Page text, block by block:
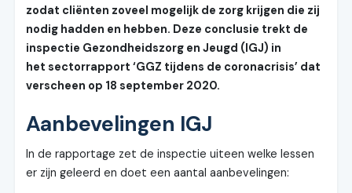
zodat cliënten zoveel mogelijk de zorg krijgen die zij
nodig hadden en hebben. Deze conclusie trekt de
inspectie Gezondheidszorg en Jeugd (IGJ) in
het sectorrapport ‘GGZ tijdens de coronacrisis’ dat
verscheen op 18 september 2020.
Aanbevelingen IGJ
In de rapportage zet de inspectie uiteen welke lessen
er zijn geleerd en doet een aantal aanbevelingen: